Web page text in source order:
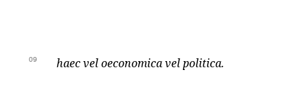
09 haec vel oeconomica vel politica.